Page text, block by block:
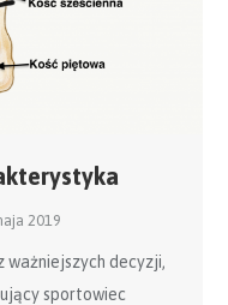
2019
decyzji,
sportowiec